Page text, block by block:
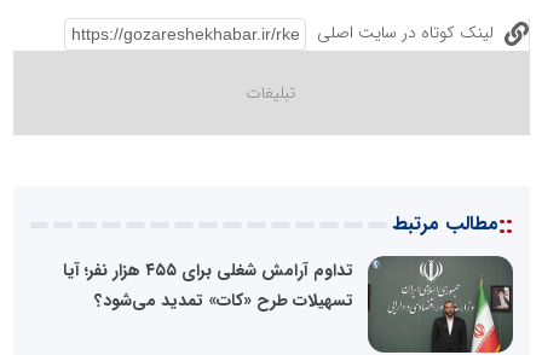
لینک کوتاه در سایت اصلی
::مطالب مرتبط
تداوم آرامش شغلی برای ۴۵۵ هزار نفر؛ آیا
تسهیلات طرح «کات» تمدید می‌شود؟